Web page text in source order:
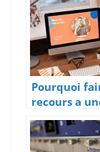
Pourquoi
recours a
agence SEO
pour son